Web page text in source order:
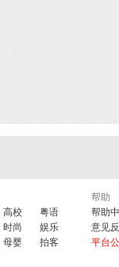
高校
粤语
时尚
娱乐
母婴 拍客
帮助
帮助
意见
平台